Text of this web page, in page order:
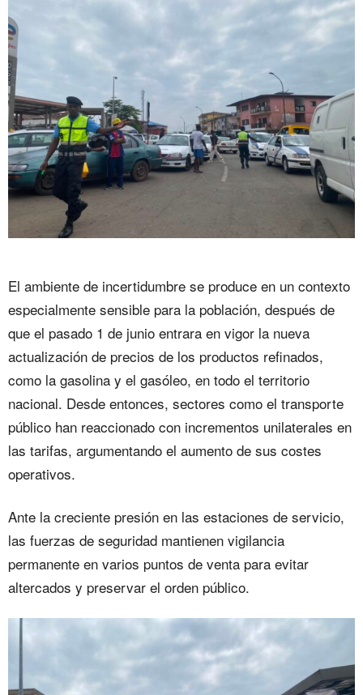
El ambiente de incertidumbre se produce en un contexto
especialmente sensible para la población, después de
que el pasado 1 de junio entrara en vigor la nueva
actualización de precios de los productos refinados,
como la gasolina y el gasóleo, en todo el territorio
nacional. Desde entonces, sectores como el transporte
público han reaccionado con incrementos unilaterales en
las tarifas, argumentando el aumento de sus costes
operativos.
Ante la creciente presión en las estaciones de servicio,
las fuerzas de seguridad mantienen vigilancia
permanente en varios puntos de venta para evitar
altercados y preservar el orden público.